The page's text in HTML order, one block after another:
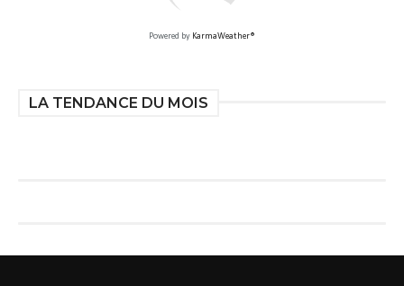
Powered by KarmaWeather®
LA TENDANCE DU MOIS